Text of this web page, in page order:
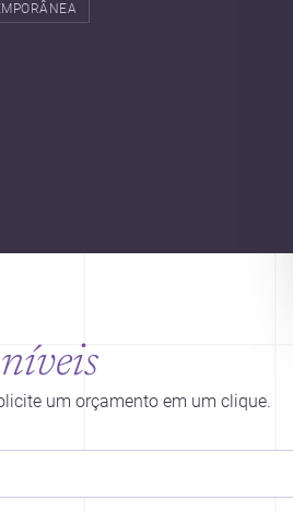
um orçamento em um clique.